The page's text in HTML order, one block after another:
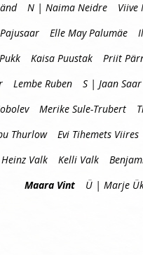
N | Naima Neidre Viive
Elle May Palumäe
Kaisa Puustak Priit
Lembe Ruben S | Jaan Saar
Merike Sule-Trubert
Thurlow Evi Tihemets Viires
Heinz Valk Kelli Valk
Maara Vint
Ü | Marje